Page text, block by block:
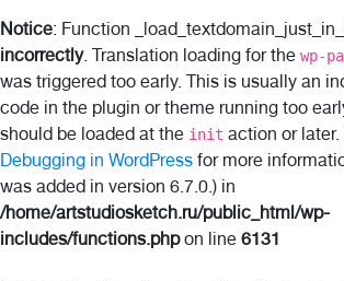
Notice: Function
incorrectly. Translation loading for the wp-
was triggered too early. This is usually an
code in the plugin or theme running too
should be loaded at the init action or
Debugging in WordPress for more
was added in version 6.7.0.) in
/home/artstudiosketch.ru/public_html/wp-
includes/functions.phpon line 6131